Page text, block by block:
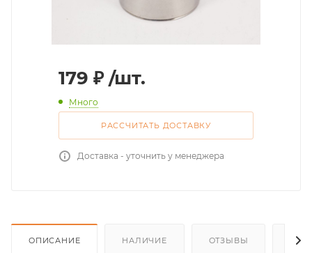
179 ₽ /шт.
Много
РАССЧИТАТЬ ДОСТАВКУ
Доставка - уточнить у менеджера
ОПИСАНИЕ НАЛИЧИЕ ОТЗЫВЫ